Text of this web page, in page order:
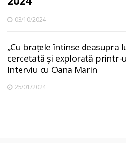
03/10/2024
„Cu brațele întinse deasupra
cercetată și explorată printr-
Interviu cu Oana Marin
25/01/2024